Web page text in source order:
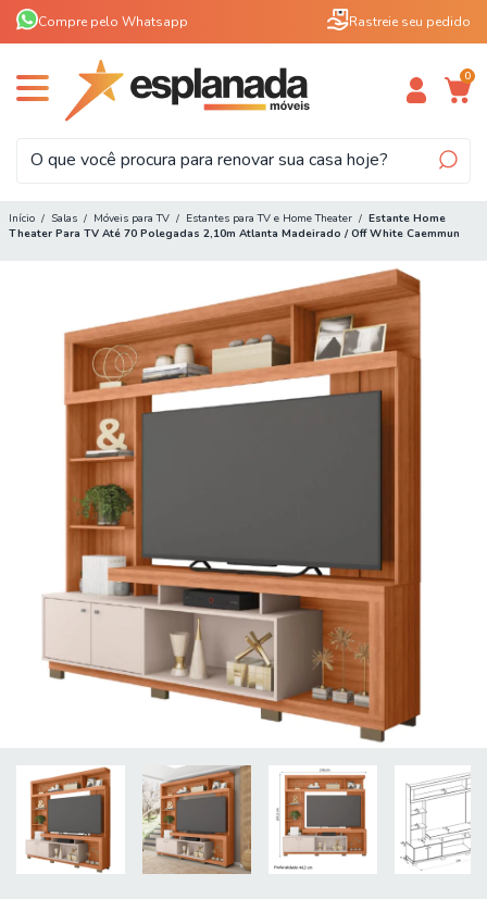
Compre pelo Whatsapp Rastreie seu pedido
0
Início / Salas / Móveis para TV / Estantes para TV e Home Theater / Estante Home
Theater Para TV Até 70 Polegadas 2,10m Atlanta Madeirado / Off White Caemmun